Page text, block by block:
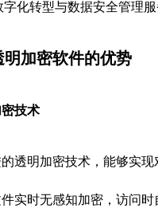
明加密软件的优势
技术
透明加密技术，能够实
实时无感知加密，访问